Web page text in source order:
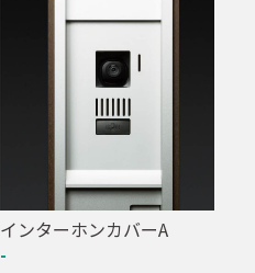
インターホンカバーA
-